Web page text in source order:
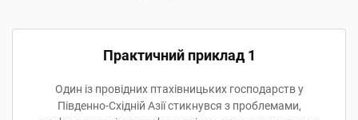
Практичний приклад 1
Один із провідних птахівницьких господарств у
Південно-Східній Азії стикнувся з проблемами,